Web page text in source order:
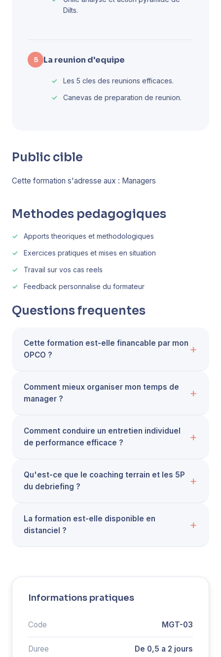
Dilts.
5 La reunion d'equipe
Les 5 cles des reunions efficaces.
Canevas de preparation de reunion.
Public cible
Cette formation s'adresse aux : Managers
Methodes pedagogiques
Apports theoriques et methodologiques
Exercices pratiques et mises en situation
Travail sur vos cas reels
Feedback personnalise du formateur
Questions frequentes
Cette formation est-elle financable par mon
OPCO ?
Comment mieux organiser mon temps de
manager ?
Comment conduire un entretien individuel
de performance efficace ?
Qu'est-ce que le coaching terrain et les 5P
du debriefing ?
La formation est-elle disponible en
distanciel ?
Informations pratiques
Code MGT-03
Duree De 0,5 a 2 jours